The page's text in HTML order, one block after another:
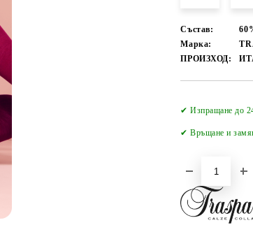
Състав:
Марка:
ПРОИЗХОД:
✔ Изпращане до
✔ Връщане и